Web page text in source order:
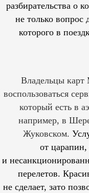
разбирательства о
не только вопрос
которого в
Владельцы карт
воспользоваться
который есть в
например, в
Жуковском.
от
и
перелетов.
не сделает, зато